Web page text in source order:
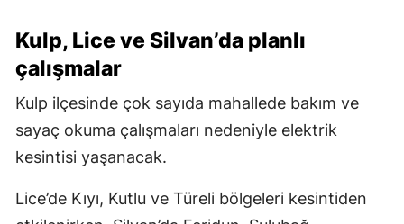
Kulp, Lice ve Silvan’da planlı
çalışmalar
Kulp ilçesinde çok sayıda mahallede bakım ve
sayaç okuma çalışmaları nedeniyle elektrik
kesintisi yaşanacak.
Lice’de Kıyı, Kutlu ve Türeli bölgeleri kesintiden